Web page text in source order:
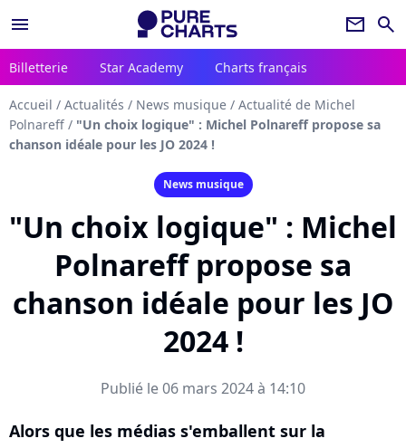
menu newsletter search
Billetterie Star Academy Charts français
Accueil / Actualités / News musique / Actualité de Michel
Polnareff / "Un choix logique" : Michel Polnareff propose sa
chanson idéale pour les JO 2024 !
News musique
"Un choix logique" : Michel
Polnareff propose sa
chanson idéale pour les JO
2024 !
Publié le 06 mars 2024 à 14:10
Alors que les médias s'emballent sur la